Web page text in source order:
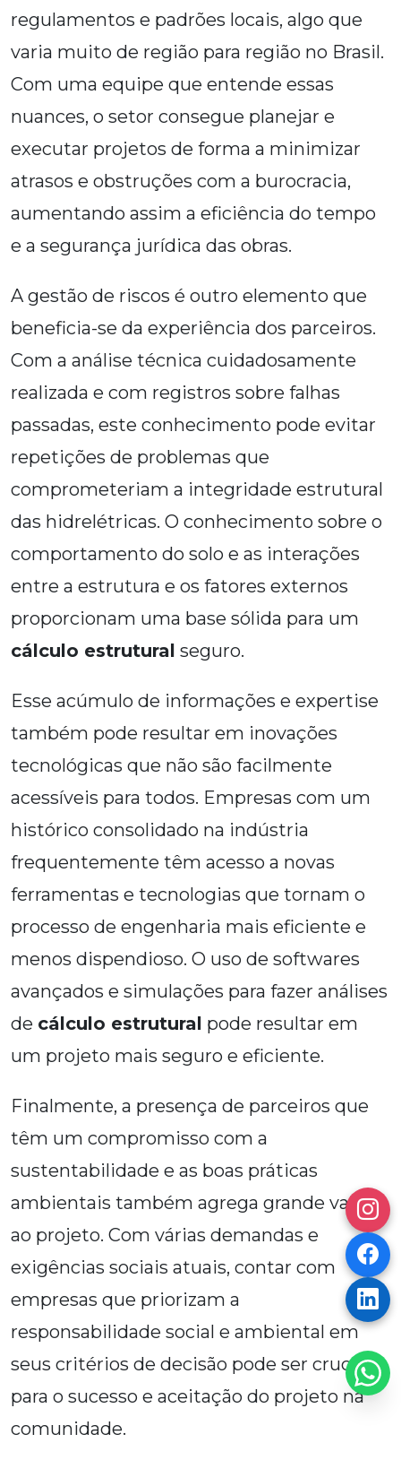
regulamentos e padrões locais, algo que
varia muito de região para região no Brasil.
Com uma equipe que entende essas
nuances, o setor consegue planejar e
executar projetos de forma a minimizar
atrasos e obstruções com a burocracia,
aumentando assim a eficiência do tempo
e a segurança jurídica das obras.
A gestão de riscos é outro elemento que
beneficia-se da experiência dos parceiros.
Com a análise técnica cuidadosamente
realizada e com registros sobre falhas
passadas, este conhecimento pode evitar
repetições de problemas que
comprometeriam a integridade estrutural
das hidrelétricas. O conhecimento sobre o
comportamento do solo e as interações
entre a estrutura e os fatores externos
proporcionam uma base sólida para um
cálculo estrutural seguro.
Esse acúmulo de informações e expertise
também pode resultar em inovações
tecnológicas que não são facilmente
acessíveis para todos. Empresas com um
histórico consolidado na indústria
frequentemente têm acesso a novas
ferramentas e tecnologias que tornam o
processo de engenharia mais eficiente e
menos dispendioso. O uso de softwares
avançados e simulações para fazer análises
de cálculo estrutural pode resultar em
um projeto mais seguro e eficiente.
Finalmente, a presença de parceiros que
têm um compromisso com a
sustentabilidade e as boas práticas
ambientais também agrega grande valor
ao projeto. Com várias demandas e
exigências sociais atuais, contar com
empresas que priorizam a
responsabilidade social e ambiental em
seus critérios de decisão pode ser crucial
para o sucesso e aceitação do projeto na
comunidade.